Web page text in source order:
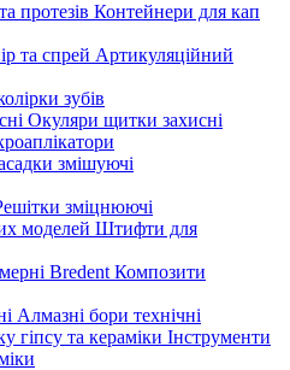
Контейнери для кап
Артикуляційний
зубів
Окуляри щитки захисні
змішуючі
зміцнюючі
Штифти для
Композити
Алмазні бори технічні
Інструменти